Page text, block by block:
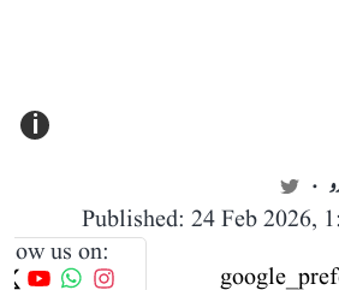
i
Published: 24 Feb 2026,
us on: